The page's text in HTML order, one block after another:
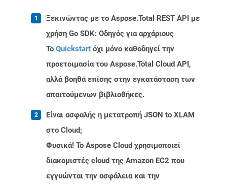
Ξεκινώντας με το Aspose.Total REST API με
χρήση Go SDK: Οδηγός για αρχάριους
Το Quickstart όχι μόνο καθοδηγεί την
προετοιμασία του Aspose.Total Cloud API,
αλλά βοηθά επίσης στην εγκατάσταση των
απαιτούμενων βιβλιοθήκες.
Είναι ασφαλής η μετατροπή JSON to XLAM
στο Cloud;
Φυσικά! Το Aspose Cloud χρησιμοποιεί
διακομιστές cloud της Amazon EC2 που
εγγυώνται την ασφάλεια και την